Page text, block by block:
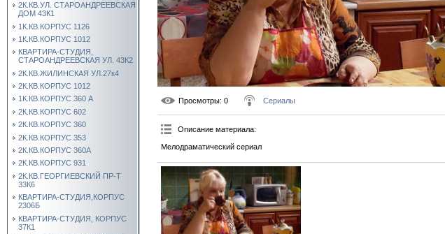
2К.КВ.УЛ. СТАРОАНДРЕЕВСКАЯ
ДОМ 43К1
1К.КВ.КОРПУС 1126
1К.КВ.КОРПУС 1012
КВАРТИРА-СТУДИЯ,
СТАРОАНДРЕЕВСКАЯ УЛ. 43К2
2К.КВ.ЖИЛИНСКАЯ УЛ.27к4
2К.КВ.КОРПУС 1012
1К.КВ.КОРПУС 360 А
2К.КВ.КОРПУС 602
2К.КВ.КОРПУС 360
2К.КВ.КОРПУС 353
2К.КВ.КОРПУС 360А
2К.КВ.КОРПУС 931
2К.КВ.ГЕОРГИЕВСКИЙ ПР-Т
33К6
КВАРТИРА-СТУДИЯ,КОРПУС
2306Б
КВАРТИРА-СТУДИЯ, КОРПУС
37К1
Просмотры: 0 Сериалы
Описание материала:
Мелодраматический сериал